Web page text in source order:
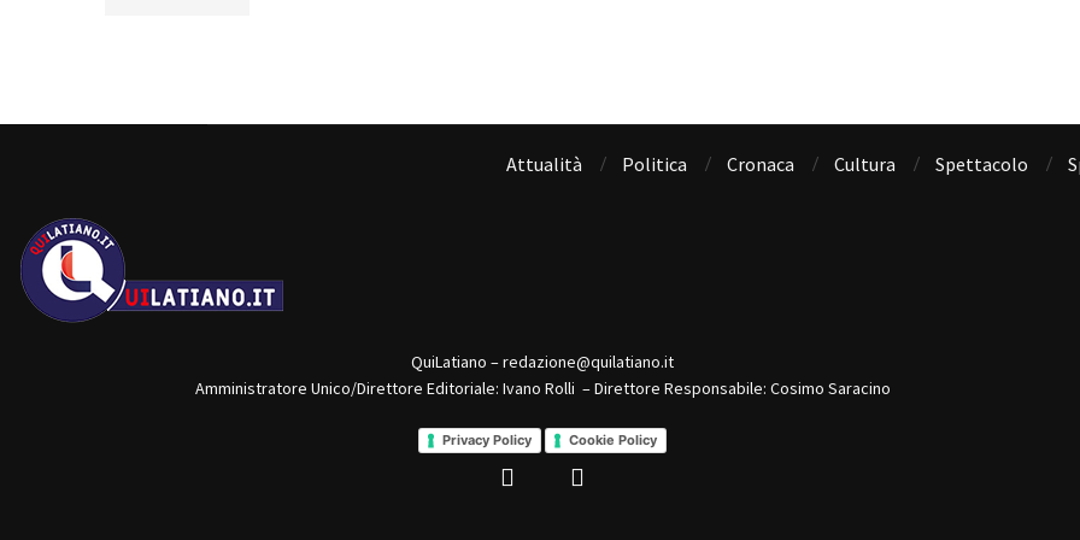
Attualità Politica Cronaca Cultura Spettacolo
QuiLatiano – redazione@quilatiano.it
Amministratore Unico/Direttore Editoriale: Ivano Rolli – Direttore Responsabile: Cosimo Saracino
Privacy Policy Cookie Policy